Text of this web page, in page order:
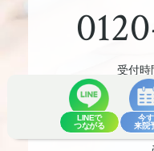
LINEで
つながる
今
来院
受付時
夜間